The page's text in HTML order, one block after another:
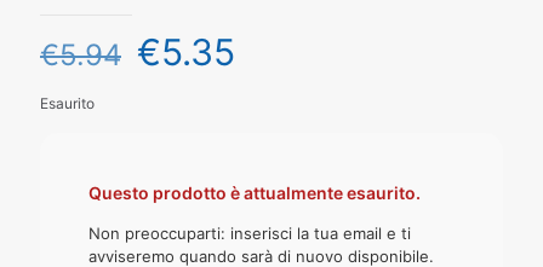
€5.94 €5.35
Esaurito
Questo prodotto è attualmente esaurito.
Non preoccuparti: inserisci la tua email e ti
avviseremo quando sarà di nuovo disponibile.